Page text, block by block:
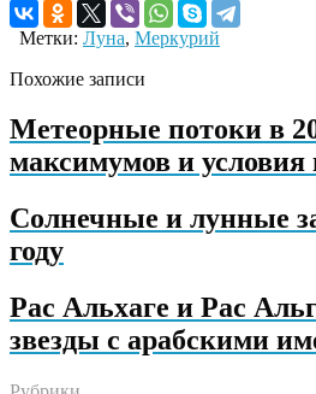
Метки: Луна, Меркурий
Похожие записи
Метеорные потоки в
максимумов и условия
Солнечные и лунные
году
Рас Альхаге и Рас
звезды с арабскими